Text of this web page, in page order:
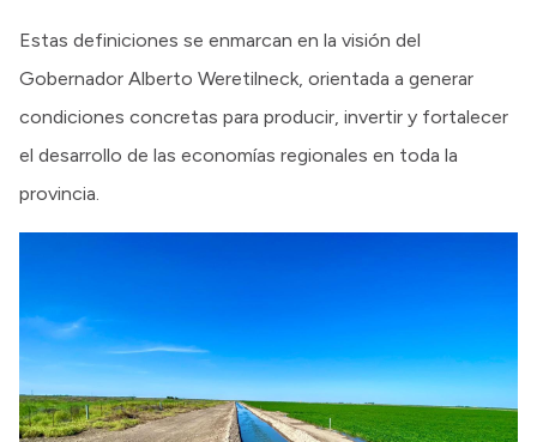
Estas definiciones se enmarcan en la visión del
Gobernador Alberto Weretilneck, orientada a generar
condiciones concretas para producir, invertir y fortalecer
el desarrollo de las economías regionales en toda la
provincia.